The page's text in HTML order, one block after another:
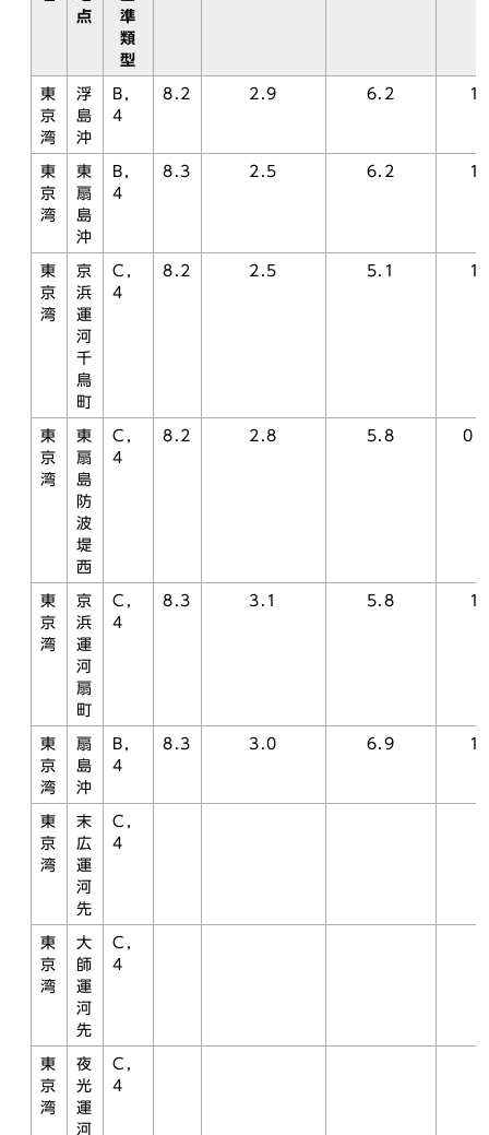
点
準
類
型
東
京
湾
浮
島
沖
B，
4
8.2 2.9 6.2
東
京
湾
東
扇
島
沖
B，
4
8.3 2.5 6.2
東
京
湾
京
浜
運
河
千
鳥
町
C，
4
8.2 2.5 5.1
東
京
湾
東
扇
島
防
波
堤
西
C，
4
8.2 2.8 5.8
東
京
湾
京
浜
運
河
扇
町
C，
4
8.3 3.1 5.8
東
京
湾
扇
島
沖
B，
4
8.3 3.0 6.9
東
京
湾
末
広
運
河
先
C，
4
東
京
湾
大
師
運
河
先
C，
4
東
京
湾
夜
光
運
河
C，
4